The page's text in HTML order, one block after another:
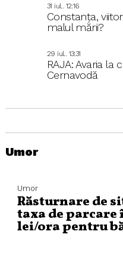
31 iul.. 12:16
Constanța,
malul mării?
29 iul.. 13:31
RAJA: Avaria
Cernavodă
Umor
Umor
Răsturnare de
taxa de parcare
lei/ora pentru